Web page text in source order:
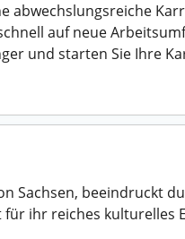
abwechslungsreiche
auf neue
und starten Sie Ihre
Sachsen, beeindruckt
ihr reiches kulturelles